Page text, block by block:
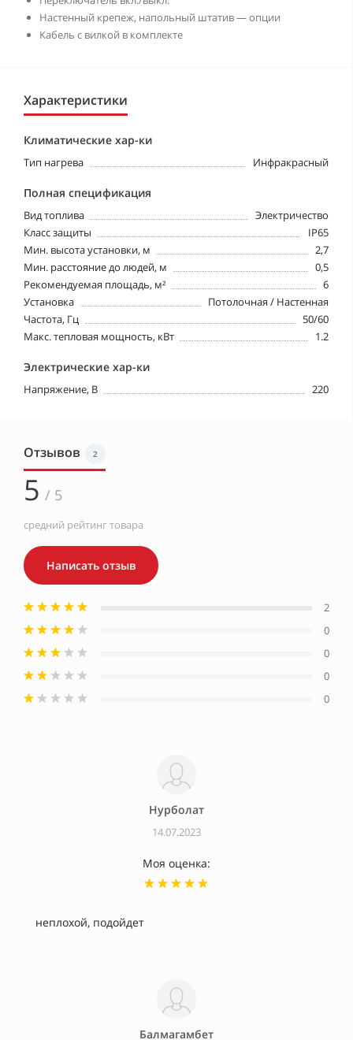
Настенный крепеж, напольный штатив — опции
Кабель с вилкой в комплекте
Характеристики
Климатические хар-ки
Тип нагрева Инфракрасный
Полная спецификация
Вид топлива
Электричество
Класс защиты
IP65
Мин. высота установки, м
2,7
Мин. расстояние до людей, м
0,5
Рекомендуемая площадь, м²
6
Установка
Потолочная / Настенная
Частота, Гц
50/60
Макс. тепловая мощность, кВт
1.2
Электрические хар-ки
Напряжение, В 220
Отзывов 2
5 / 5
средний рейтинг товара
Написать отзыв
2
0
0
0
0
Нурболат
14.07.2023
Моя оценка:
неплохой, подойдет
Балмагамбет